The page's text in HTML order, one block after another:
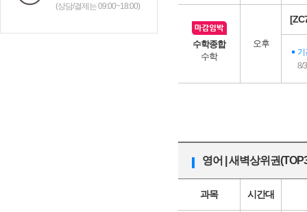
(상담/결제는 09:00~18:00)
수학종합
수학
오후
기
8/
영어 | 새벽상위권
과목 시간대